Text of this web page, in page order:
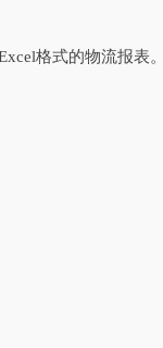
格式的物流报表。